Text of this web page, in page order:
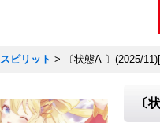
スピリット > 〔状態A-〕(2025/
〔